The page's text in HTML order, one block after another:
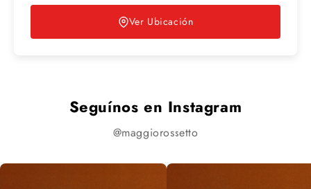
Ver Ubicación
Seguínos en Instagram
@maggiorossetto